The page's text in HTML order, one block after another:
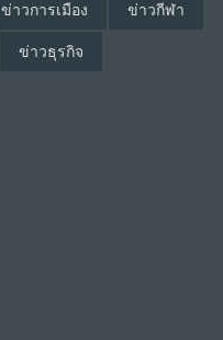
ข่าวการเมือง ข่าวกีฬา
ข่าวธุรกิจ